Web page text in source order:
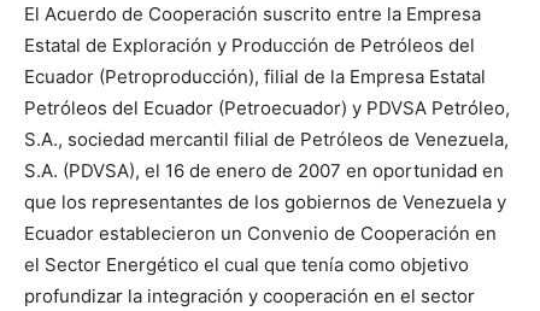
El Acuerdo de Cooperación suscrito entre la Empresa
Estatal de Exploración y Producción de Petróleos del
Ecuador (Petroproducción), filial de la Empresa Estatal
Petróleos del Ecuador (Petroecuador) y PDVSA Petróleo,
S.A., sociedad mercantil filial de Petróleos de Venezuela,
S.A. (PDVSA), el 16 de enero de 2007 en oportunidad en
que los representantes de los gobiernos de Venezuela y
Ecuador establecieron un Convenio de Cooperación en
el Sector Energético el cual que tenía como objetivo
profundizar la integración y cooperación en el sector